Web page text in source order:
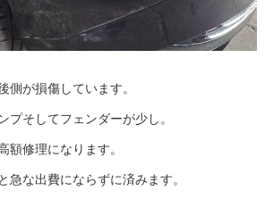
側が損傷しています。
プそしてフェンダーが少し。
額修理になります。
急な出費にならずに済みます。